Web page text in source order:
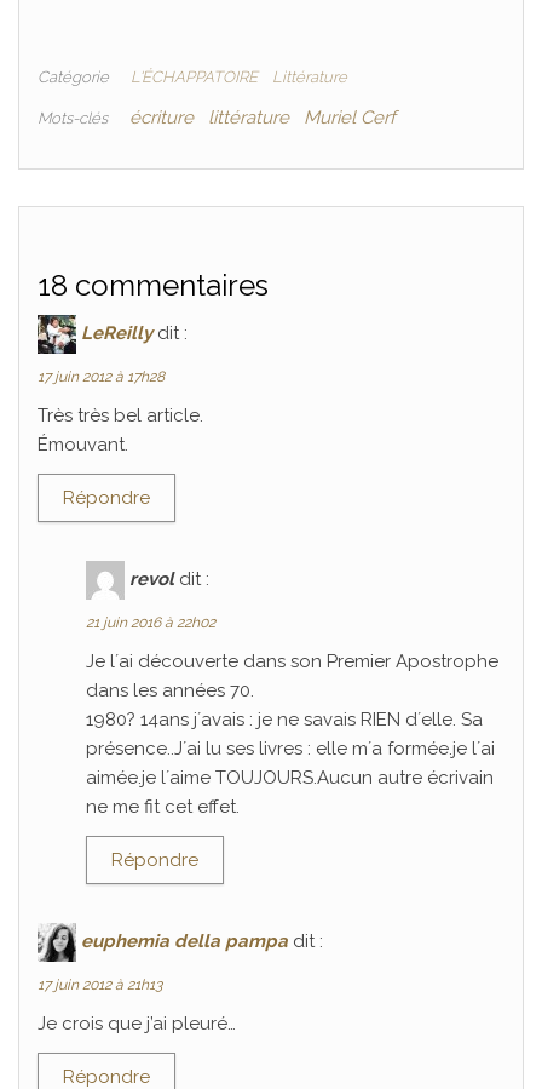
Catégorie L'ÉCHAPPATOIRE Littérature
Mots-clés écriture littérature Muriel Cerf
18 commentaires
LeReilly dit :
17 juin 2012 à 17h28
Très très bel article.
Émouvant.
Répondre
revol dit :
21 juin 2016 à 22h02
Je l´ai découverte dans son Premier Apostrophe
dans les années 70.
1980? 14ans j´avais : je ne savais RIEN d´elle. Sa
présence..J´ai lu ses livres : elle m´a formée.je l´ai
aimée.je l´aime TOUJOURS.Aucun autre écrivain
ne me fit cet effet.
Répondre
euphemia della pampa dit :
17 juin 2012 à 21h13
Je crois que j’ai pleuré…
Répondre